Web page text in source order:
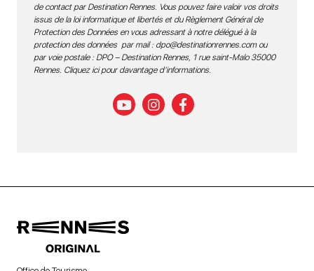
de contact par Destination Rennes. Vous pouvez faire valoir vos droits
issus de la loi informatique et libertés et du Règlement Général de
Protection des Données en vous adressant à notre délégué à la
protection des données par mail : dpo@destinationrennes.comou
par voie postale : DPO – Destination Rennes, 1 rue saint-Malo 35000
Rennes. Cliquez ici pour davantage d’informations.